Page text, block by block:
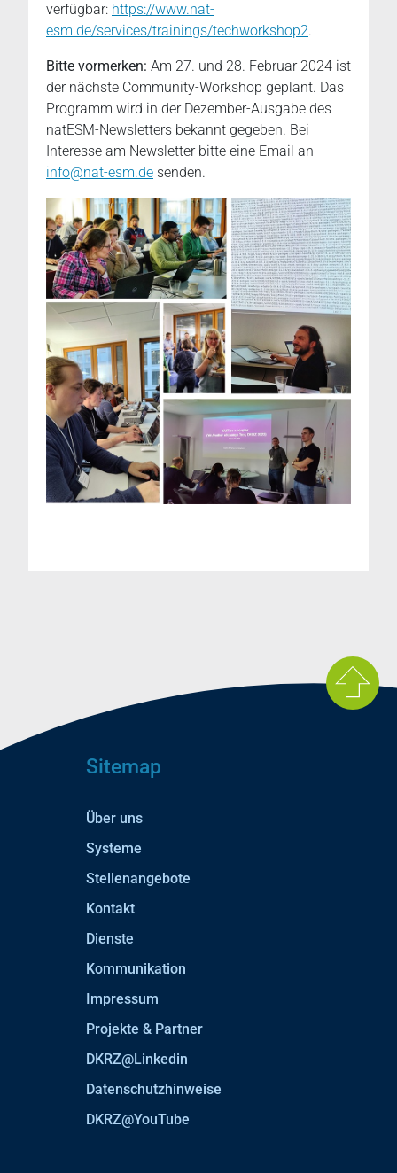
verfügbar: https://www.nat-
esm.de/services/trainings/techworkshop2.
Bitte vormerken: Am 27. und 28. Februar 2024 ist
der nächste Community-Workshop geplant. Das
Programm wird in der Dezember-Ausgabe des
natESM-Newsletters bekannt gegeben. Bei
Interesse am Newsletter bitte eine Email an
info@nat-esm.de senden.
Sitemap
Über uns
Systeme
Stellenangebote
Kontakt
Dienste
Kommunikation
Impressum
Projekte & Partner
DKRZ@Linkedin
Datenschutzhinweise
DKRZ@YouTube